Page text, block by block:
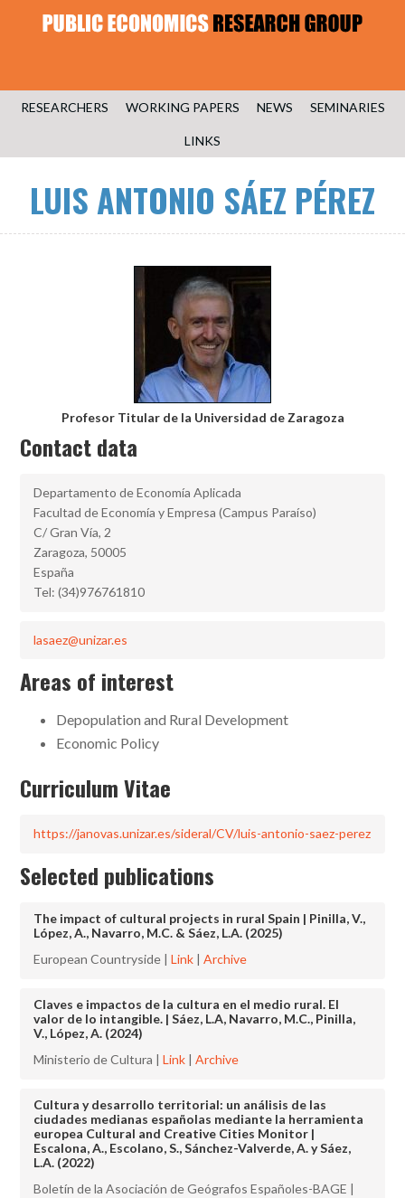
RESEARCHERS WORKING PAPERS NEWS SEMINARIES
LINKS
LUIS ANTONIO SÁEZ PÉREZ
Profesor Titular de la Universidad de Zaragoza
Contact data
Departamento de Economía Aplicada
Facultad de Economía y Empresa (Campus Paraíso)
C/ Gran Vía, 2
Zaragoza, 50005
España
Tel: (34)976761810
lasaez@unizar.es
Areas of interest
Depopulation and Rural Development
Economic Policy
Curriculum Vitae
https://janovas.unizar.es/sideral/CV/luis-antonio-saez-perez
Selected publications
The impact of cultural projects in rural Spain | Pinilla, V.,
López, A., Navarro, M.C. & Sáez, L.A. (2025)
European Countryside |Link |Archive
Claves e impactos de la cultura en el medio rural. El
valor de lo intangible. | Sáez, L.A, Navarro, M.C., Pinilla,
V., López, A. (2024)
Ministerio de Cultura |Link |Archive
Cultura y desarrollo territorial: un análisis de las
ciudades medianas españolas mediante la herramienta
europea Cultural and Creative Cities Monitor |
Escalona, A., Escolano, S., Sánchez-Valverde, A. y Sáez,
L.A. (2022)
Boletín de la Asociación de Geógrafos Españoles-BAGE |